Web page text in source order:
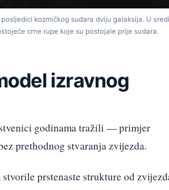
kozmičkog sudara dviju galaksija. U
crne rupe koje su postojale prije sudara.
izravnog
godinama tražili — primjer
prethodnog stvaranja zvijezda.
prstenaste strukture od